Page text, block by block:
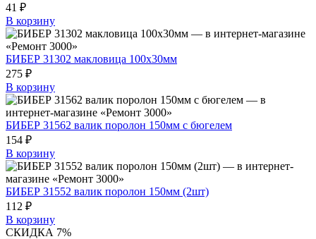
41 ₽
В корзину
БИБЕР 31302 макловица 100х30мм
275 ₽
В корзину
БИБЕР 31562 валик поролон 150мм с бюгелем
154 ₽
В корзину
БИБЕР 31552 валик поролон 150мм (2шт)
112 ₽
В корзину
СКИДКА 7%